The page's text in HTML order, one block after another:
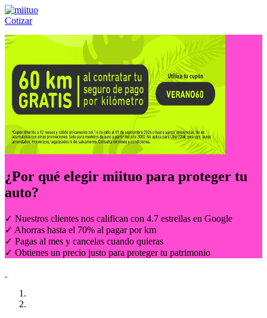
Cotizar
Llámanos al:(55) 84-21-05-00 ó
¿Por qué elegir miituo para proteger tu
auto?
✓ Nuestros clientes nos califican con 4.7 estrellas en Google
✓ Ahorras hasta el 70% al pagar por km
✓ Pagas al mes y cancelas cuando quieras
✓ Obtienes un precio justo para proteger tu patrimonio